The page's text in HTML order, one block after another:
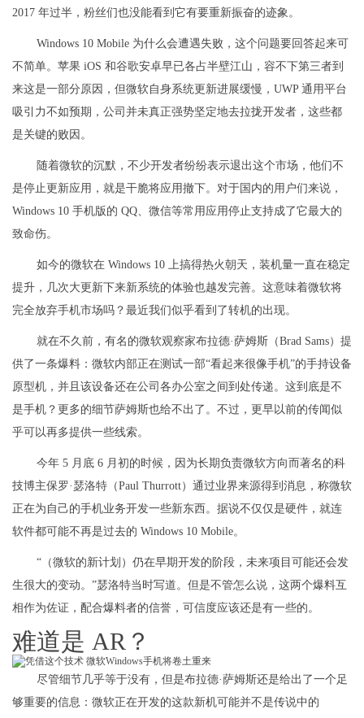
2017 年过半，粉丝们也没能看到它有要重新振奋的迹象。
Windows 10 Mobile 为什么会遭遇失败，这个问题要回答起来可
不简单。苹果 iOS 和谷歌安卓早已各占半壁江山，容不下第三者到
来这是一部分原因，但微软自身系统更新进展缓慢，UWP 通用平台
吸引力不如预期，公司并未真正强势坚定地去拉拢开发者，这些都
是关键的败因。
随着微软的沉默，不少开发者纷纷表示退出这个市场，他们不
是停止更新应用，就是干脆将应用撤下。对于国内的用户们来说，
Windows 10 手机版的 QQ、微信等常用应用停止支持成了它最大的
致命伤。
如今的微软在 Windows 10 上搞得热火朝天，装机量一直在稳定
提升，几次大更新下来新系统的体验也越发完善。这意味着微软将
完全放弃手机市场吗？最近我们似乎看到了转机的出现。
就在不久前，有名的微软观察家布拉德·萨姆斯（Brad Sams）提
供了一条爆料：微软内部正在测试一部“看起来很像手机”的手持设备
原型机，并且该设备还在公司各办公室之间到处传递。这到底是不
是手机？更多的细节萨姆斯也给不出了。不过，更早以前的传闻似
乎可以再多提供一些线索。
今年 5 月底 6 月初的时候，因为长期负责微软方向而著名的科
技博主保罗·瑟洛特（Paul Thurrott）通过业界来源得到消息，称微软
正在为自己的手机业务开发一些新东西。据说不仅仅是硬件，就连
软件都可能不再是过去的 Windows 10 Mobile。
“（微软的新计划）仍在早期开发的阶段，未来项目可能还会发
生很大的变动。”瑟洛特当时写道。但是不管怎么说，这两个爆料互
相作为佐证，配合爆料者的信誉，可信度应该还是有一些的。
难道是 AR？
尽管细节几乎等于没有，但是布拉德·萨姆斯还是给出了一个足
够重要的信息：微软正在开发的这款新机可能并不是传说中的